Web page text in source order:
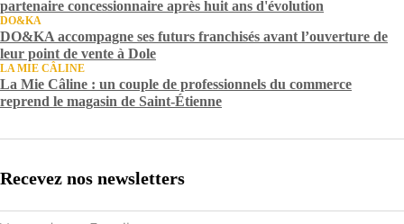
partenaire concessionnaire après huit ans d'évolution
DO&KA
DO&KA accompagne ses futurs franchisés avant l’ouverture de
leur point de vente à Dole
LA MIE CÂLINE
La Mie Câline : un couple de professionnels du commerce
reprend le magasin de Saint-Étienne
Recevez nos newsletters